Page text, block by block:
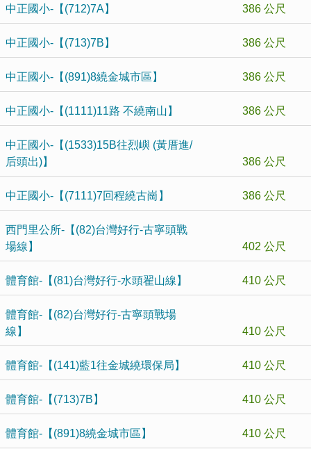
中正國小-【(712)7A】 386 公尺
中正國小-【(713)7B】 386 公尺
中正國小-【(891)8繞金城市區】 386 公尺
中正國小-【(1111)11路 不繞南山】 386 公尺
中正國小-【(1533)15B往烈嶼 (黃厝進/
后頭出)】
386 公尺
中正國小-【(7111)7回程繞古崗】 386 公尺
西門里公所-【(82)台灣好行-古寧頭戰
場線】
402 公尺
體育館-【(81)台灣好行-水頭翟山線】 410 公尺
體育館-【(82)台灣好行-古寧頭戰場
線】
410 公尺
體育館-【(141)藍1往金城繞環保局】 410 公尺
體育館-【(713)7B】 410 公尺
體育館-【(891)8繞金城市區】 410 公尺